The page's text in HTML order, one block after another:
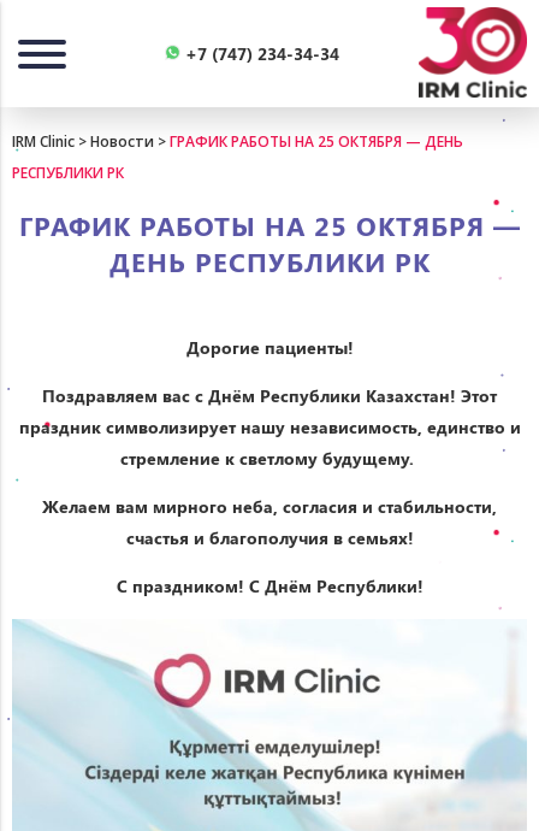
+7 (747) 234-34-34
IRM Clinic >Новости >ГРАФИК РАБОТЫ НА 25 ОКТЯБРЯ — ДЕНЬ
РЕСПУБЛИКИ РК
ГРАФИК РАБОТЫ НА 25 ОКТЯБРЯ —
ДЕНЬ РЕСПУБЛИКИ РК
Дорогие пациенты!
Поздравляем вас с Днём Республики Казахстан! Этот
праздник символизирует нашу независимость, единство и
стремление к светлому будущему.
Желаем вам мирного неба, согласия и стабильности,
счастья и благополучия в семьях!
С праздником! С Днём Республики!